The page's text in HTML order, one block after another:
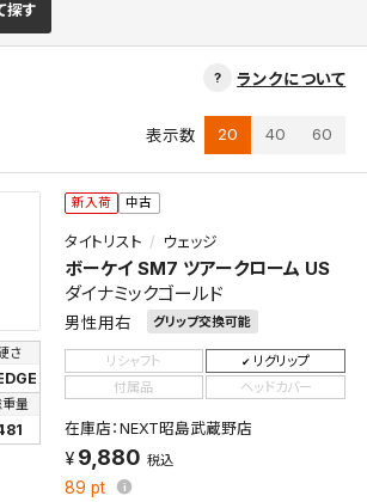
探す
ランクについて
表示数 20 40 60
新入荷 中古
タイトリスト ウェッジ
ボーケイ SM7 ツアークローム US
ダイナミックゴールド
男性用右 グリップ交換可能
さ
量
リシャフト
リグリップ
付属品
ヘッドカバー
在庫店：NEXT昭島武蔵野店
9,880 税込
89 pt
検索条件を保存